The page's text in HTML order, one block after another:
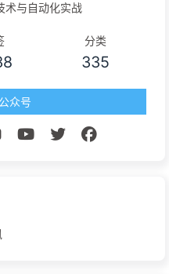
术与自动化实战
分类
335
众号